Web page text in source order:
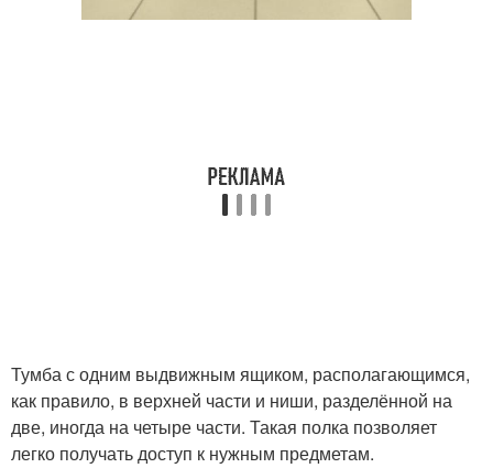
Тумба с одним выдвижным ящиком, располагающимся,
как правило, в верхней части и ниши, разделённой на
две, иногда на четыре части. Такая полка позволяет
легко получать доступ к нужным предметам.